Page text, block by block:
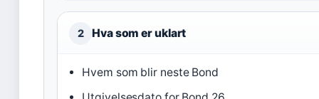
2 Hva som er uklart
Hvem som blir neste Bond